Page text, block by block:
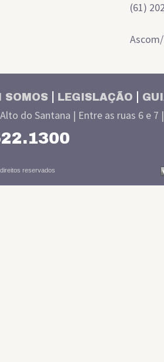
(61)
SOMOS LEGISLAÇÃO
do Santana | Entre as ruas 6 e 7
reservados